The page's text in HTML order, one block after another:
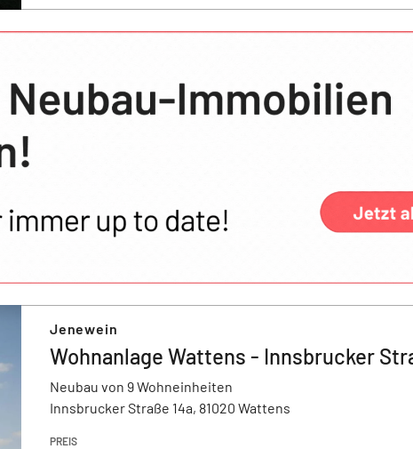
Jenewein
Wohnanlage Wattens - Innsbrucker
Neubau von 9 Wohneinheiten
Innsbrucker Straße 14a, 81020 Wattens
PREIS